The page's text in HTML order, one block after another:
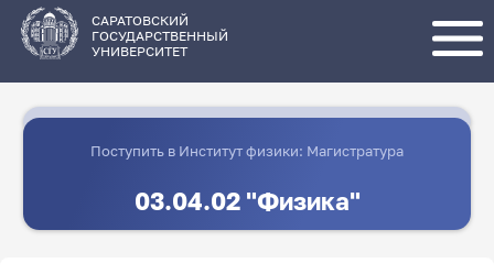
основному
содержанию
САРАТОВСКИЙ
ГОСУДАРСТВЕННЫЙ
УНИВЕРСИТЕТ
Поступить в Институт физики: Магистратура
03.04.02 "Физика"